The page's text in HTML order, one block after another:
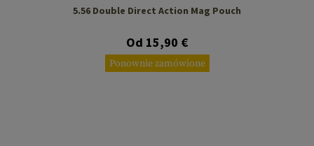
5.56 Double Direct Action Mag Pouch
Od 15,90 €
Ponownie zamówione